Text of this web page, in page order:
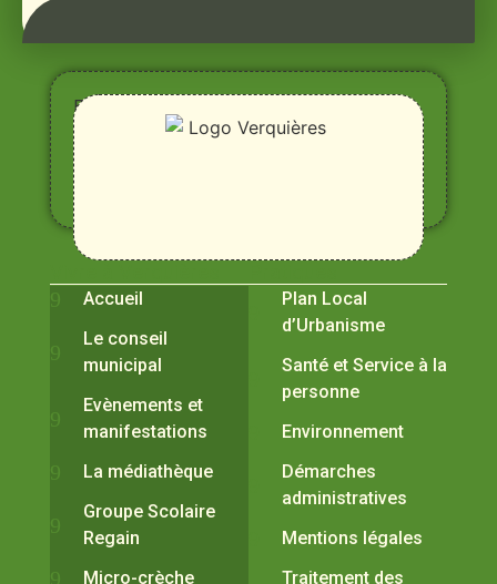
Entre
Rhône,
Alpilles
et
Durance
Accueil
Le conseil
municipal
Evènements et
manifestations
La médiathèque
Groupe Scolaire
Regain
Micro-crèche
Plan Local
d’Urbanisme
Santé et Service à la
personne
Environnement
Démarches
administratives
Mentions légales
Traitement des